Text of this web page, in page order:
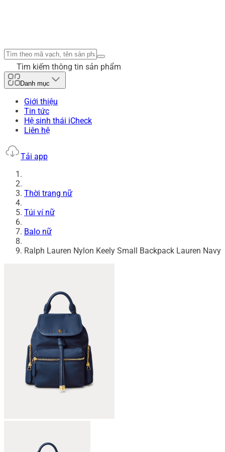
Tìm kiếm thông tin sản phẩm
Danh mục
Giới thiệu
Tin tức
Hệ sinh thái iCheck
Liên hệ
Tải app
Thời trang nữ
Túi ví nữ
Balo nữ
Ralph Lauren Nylon Keely Small Backpack Lauren Navy